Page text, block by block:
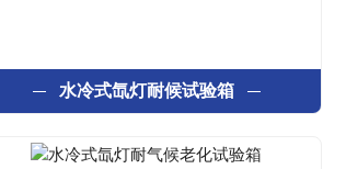
水冷式氙灯耐候试验箱